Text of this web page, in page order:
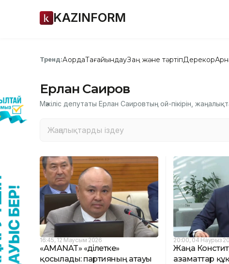
KAZINFORM
Тренд:АқордаТағайындауЗаң және тәртіпДерекқор
Ерлан Саиров
Мәжіліс депутаты Ерлан Саировтың ой-пікірін,
16:45, 12 Маусым 2026
«AMANAT» «Әділетке»
қосылады: партияның атауы
20:00, 04 Наурыз
Жаңа
азаматтар